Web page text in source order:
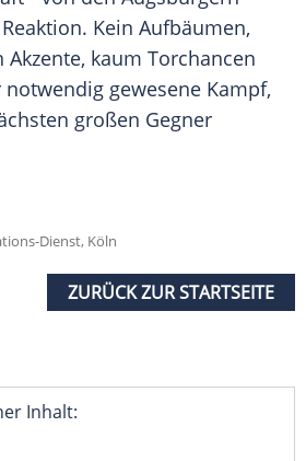
Kein Aufbäumen,
kaum Torchancen
gewesene Kampf,
großen Gegner
Dienst, Köln
ZURÜCK ZUR STARTSEITE
Inhalt: